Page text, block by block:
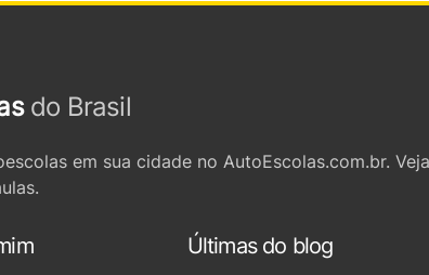
do Brasil
em sua cidade no AutoEscolas.com.br.
Últimas do blog